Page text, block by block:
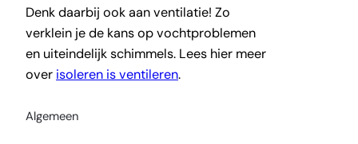
Denk daarbij ook aan ventilatie! Zo
verklein je de kans op vochtproblemen
en uiteindelijk schimmels. Lees hier meer
over isoleren is ventileren.
Algemeen